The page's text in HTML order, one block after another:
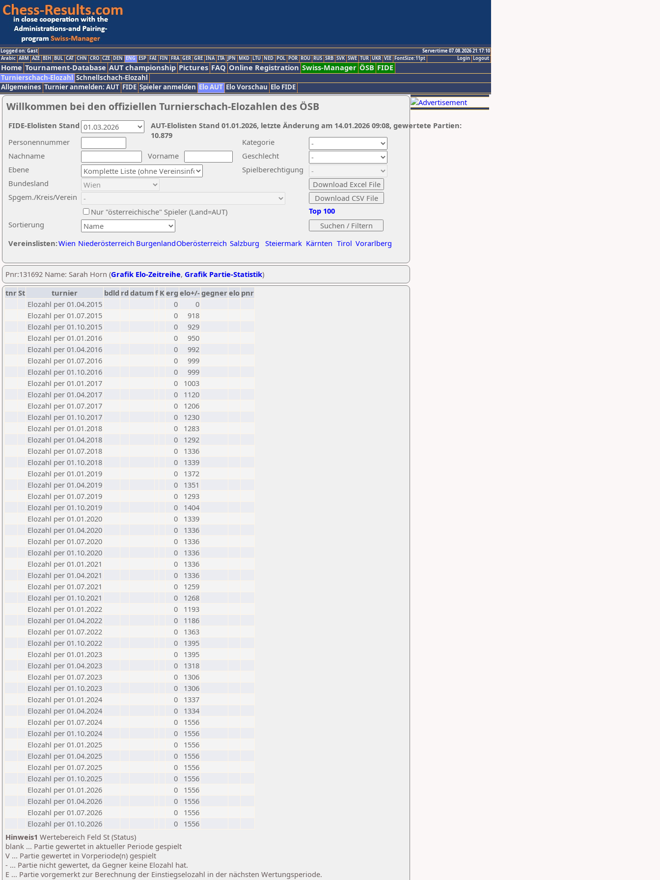
Logged on: Gast
Servertime 07.08.2026 21:17:10
Logout
Login
Arabic ARM AZE BIH BUL CAT CHN CRO CZE DEN ENG ESP FAI FIN FRA GER GRE INA ITA JPN MKD LTU NED POL POR ROU RUS SRB SVK SWE TUR UKR VIE FontSize:11pt
Home Tournament-Database AUT championship Pictures FAQ Online Registration Swiss-Manager ÖSB FIDE
Turnierschach-Elozahl Schnellschach-Elozahl
Allgemeines Turnier anmelden: AUT FIDE Spieler anmelden Elo AUT Elo Vorschau Elo FIDE
Willkommen bei den offiziellen Turnierschach-Elozahlen des ÖSB
Nachname
Vorname
Ebene
Kategorie
Sortierung
Personennummer
Bundesland
Spgem./Kreis/Verein
Geschlecht
Nur "österreichische" Spieler (Land=AUT)
Spielberechtigung
Vereinslisten:Wien Niederösterreich BurgenlandOberösterreich Salzburg Steiermark Kärnten Tirol Vorarlberg
Top 100
AUT-Elolisten Stand 01.01.2026, letzte Änderung am 14.01.2026 09:08, gewertete Partien:
10.879
FIDE-Elolisten Stand
Pnr:131692 Name: Sarah Horn (Grafik Elo-Zeitreihe, Grafik Partie-Statistik)
tnrSt turnier bdld rd datumf Kerg elo+/-gegnerelo pnr
Elozahl per 01.04.2015
0
0
Elozahl per 01.07.2015
0
918
Elozahl per 01.10.2015
0
929
Elozahl per 01.01.2016
0
950
Elozahl per 01.04.2016
0
992
Elozahl per 01.07.2016
0
999
Elozahl per 01.10.2016
0
999
Elozahl per 01.01.2017
0
1003
Elozahl per 01.04.2017
0
1120
Elozahl per 01.07.2017
0
1206
Elozahl per 01.10.2017
0
1230
Elozahl per 01.01.2018
0
1283
Elozahl per 01.04.2018
0
1292
Elozahl per 01.07.2018
0
1336
Elozahl per 01.10.2018
0
1339
Elozahl per 01.01.2019
0
1372
Elozahl per 01.04.2019
0
1351
Elozahl per 01.07.2019
0
1293
Elozahl per 01.10.2019
0
1404
Elozahl per 01.01.2020
0
1339
Elozahl per 01.04.2020
0
1336
Elozahl per 01.07.2020
0
1336
Elozahl per 01.10.2020
0
1336
Elozahl per 01.01.2021
0
1336
Elozahl per 01.04.2021
0
1336
Elozahl per 01.07.2021
0
1259
Elozahl per 01.10.2021
0
1268
Elozahl per 01.01.2022
0
1193
Elozahl per 01.04.2022
0
1186
Elozahl per 01.07.2022
0
1363
Elozahl per 01.10.2022
0
1395
Elozahl per 01.01.2023
0
1395
Elozahl per 01.04.2023
0
1318
Elozahl per 01.07.2023
0
1306
Elozahl per 01.10.2023
0
1306
Elozahl per 01.01.2024
0
1337
Elozahl per 01.04.2024
0
1334
Elozahl per 01.07.2024
0
1556
Elozahl per 01.10.2024
0
1556
Elozahl per 01.01.2025
0
1556
Elozahl per 01.04.2025
0
1556
Elozahl per 01.07.2025
0
1556
Elozahl per 01.10.2025
0
1556
Elozahl per 01.01.2026
0
1556
Elozahl per 01.04.2026
0
1556
Elozahl per 01.07.2026
0
1556
Elozahl per 01.10.2026
0
1556
Hinweis1 Wertebereich Feld St (Status)
blank ... Partie gewertet in aktueller Periode gespielt
V ... Partie gewertet in Vorperiode(n) gespielt
- ... Partie nicht gewertet, da Gegner keine Elozahl hat.
E ... Partie vorgemerkt zur Berechnung der Einstiegselozahl in der nächsten Wertungsperiode.